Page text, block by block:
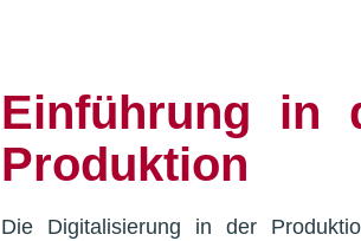
Einführung in
Produktion
Die Digitalisierung in der